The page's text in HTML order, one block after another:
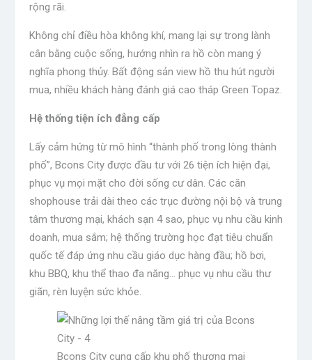
rộng rãi.
Không chỉ điều hòa không khí, mang lại sự trong lành
cân bằng cuộc sống, hướng nhìn ra hồ còn mang ý
nghĩa phong thủy. Bất động sản view hồ thu hút người
mua, nhiều khách hàng đánh giá cao tháp Green Topaz.
Hệ thống tiện ích đẳng cấp
Lấy cảm hứng từ mô hình “thành phố trong lòng thành
phố”, Bcons City được đầu tư với 26 tiện ích hiện đại,
phục vụ mọi mặt cho đời sống cư dân. Các căn
shophouse trải dài theo các trục đường nội bộ và trung
tâm thương mại, khách sạn 4 sao, phục vụ nhu cầu kinh
doanh, mua sắm; hệ thống trường học đạt tiêu chuẩn
quốc tế đáp ứng nhu cầu giáo dục hàng đầu; hồ bơi,
khu BBQ, khu thể thao đa năng… phục vụ nhu cầu thư
giãn, rèn luyện sức khỏe.
Bcons City cung cấp khu phố thương mại